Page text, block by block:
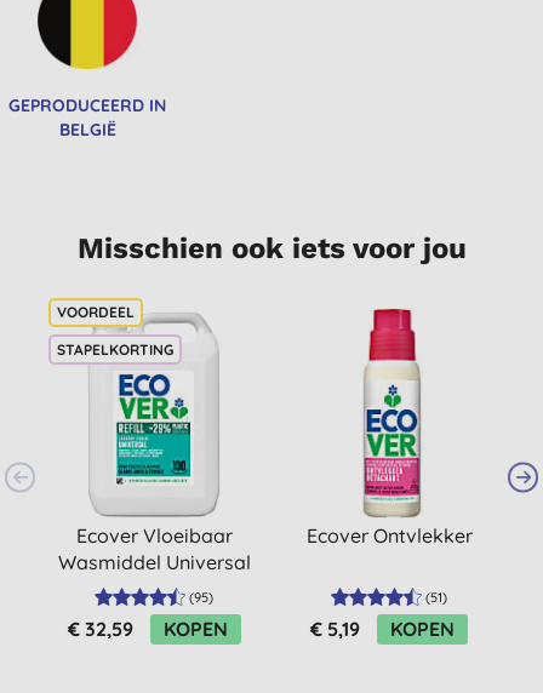
GEPRODUCEERD IN
BELGIË
Misschien ook iets voor jou
STAPELKORTING
Ecover Vloeibaar
Wasmiddel Universal
5L (100 wasbeurten)
(95)
€ 32,59 KOPEN
Ecover Ontvlekker
(51)
€ 5,19 KOPEN